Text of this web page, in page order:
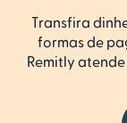
Transfira
formas de
Remitly atende